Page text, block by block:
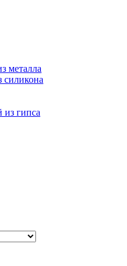
металла
силикона
из гипса